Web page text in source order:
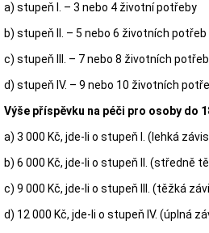
a) stupeň I. – 3 nebo 4 životní potřeby
b) stupeň II. – 5 nebo 6 životních potřeb
c) stupeň III. – 7 nebo 8 životních potřeb
d) stupeň IV. – 9 nebo 10 životních
Výše příspěvku na péči pro osoby do
a) 3 000 Kč, jde-li o stupeň I. (lehká
b) 6 000 Kč, jde-li o stupeň II. (středně
c) 9 000 Kč, jde-li o stupeň III. (těžká
d) 12 000 Kč, jde-li o stupeň IV. (úplná